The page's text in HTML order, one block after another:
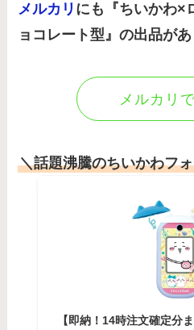
メルカリ にも『ちいかわ×
ョコレート型』の出品があ
メルカリ
＼話題沸騰のちいかわフ
【即納！14時注文確定分